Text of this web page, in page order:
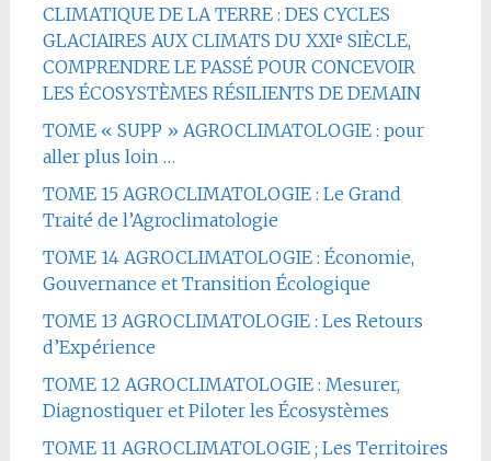
CLIMATIQUE DE LA TERRE : DES CYCLES
GLACIAIRES AUX CLIMATS DU XXIᵉ SIÈCLE,
COMPRENDRE LE PASSÉ POUR CONCEVOIR
LES ÉCOSYSTÈMES RÉSILIENTS DE DEMAIN
TOME « SUPP » AGROCLIMATOLOGIE : pour
aller plus loin …
TOME 15 AGROCLIMATOLOGIE : Le Grand
Traité de l’Agroclimatologie
TOME 14 AGROCLIMATOLOGIE : Économie,
Gouvernance et Transition Écologique
TOME 13 AGROCLIMATOLOGIE : Les Retours
d’Expérience
TOME 12 AGROCLIMATOLOGIE : Mesurer,
Diagnostiquer et Piloter les Écosystèmes
TOME 11 AGROCLIMATOLOGIE ; Les Territoires